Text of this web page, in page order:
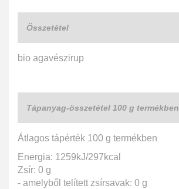
Összetétel
bio agavészirup
Tápanyag-összetétel 100 g termékben
Átlagos tápérték 100 g termékben
Energia: 1259kJ/297kcal
Zsír: 0 g
- amelyből telített zsírsavak: 0 g